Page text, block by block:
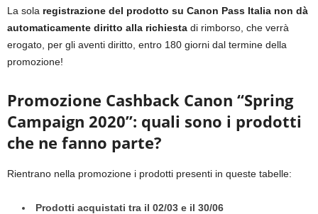
La sola registrazione del prodotto su Canon Pass Italia non dà
automaticamente diritto alla richiesta di rimborso, che verrà
erogato, per gli aventi diritto, entro 180 giorni dal termine della
promozione!
Promozione Cashback Canon “Spring
Campaign 2020”: quali sono i prodotti
che ne fanno parte?
Rientrano nella promozione i prodotti presenti in queste tabelle:
Prodotti acquistati tra il 02/03 e il 30/06